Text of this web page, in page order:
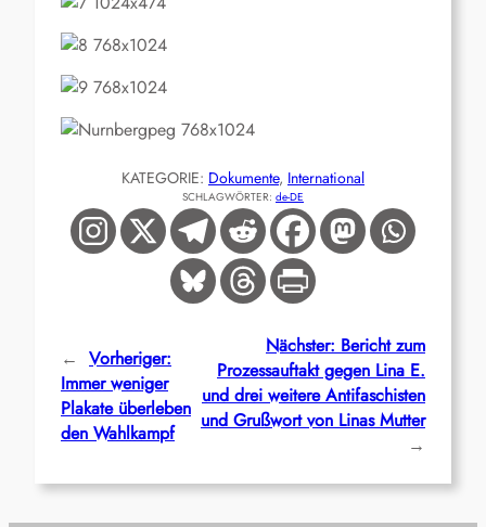
KATEGORIE: Dokumente, International
SCHLAGWÖRTER: de-DE
← Vorheriger:
Immer weniger
Plakate überleben
den Wahlkampf
Nächster: Bericht zum
Prozessauftakt gegen Lina E.
und drei weitere Antifaschisten
und Grußwort von Linas Mutter
→